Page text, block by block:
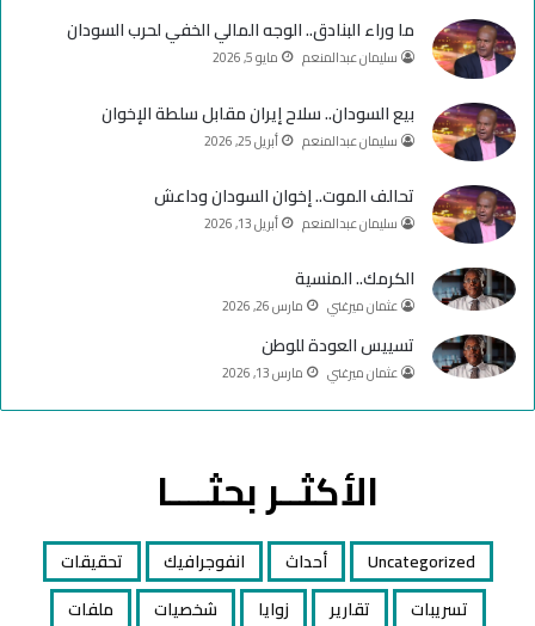
ك
u
b
e
م
ما وراء البنادق.. الوجه المالي الخفي لحرب السودان
سليمان عبدالمنعم مايو 5, 2026
بيع السودان.. سلاح إيران مقابل سلطة الإخوان
سليمان عبدالمنعم أبريل 25, 2026
تحالف الموت.. إخوان السودان وداعش
سليمان عبدالمنعم أبريل 13, 2026
الكرمك.. المنسية
عثمان ميرغني مارس 26, 2026
تسييس العودة للوطن
عثمان ميرغني مارس 13, 2026
الأكثــر بحثــــا
Uncategorized أحداث انفوجرافيك
تحقيقات
تسريبات
تقارير زوايا شخصيات ملفات